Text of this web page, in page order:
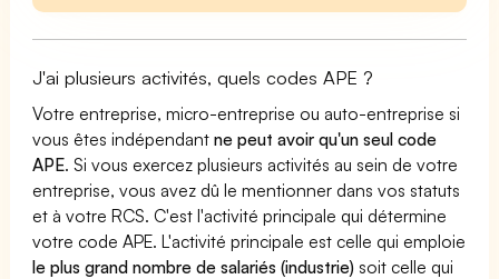
J'ai plusieurs activités, quels codes APE ?
Votre entreprise, micro-entreprise ou auto-entreprise si
vous êtes indépendantne peut avoir qu'un seul code
APE. Si vous exercez plusieurs activités au sein de votre
entreprise, vous avez dû le mentionner dans vos statuts
et à votre RCS. C'est l'activité principale qui détermine
votre code APE. L'activité principale est celle qui emploie
le plus grand nombre de salariés (industrie) soit celle qui